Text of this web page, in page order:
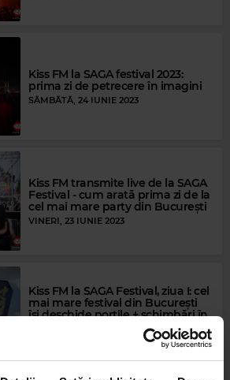
Kiss FM la SAGA festival 2023:
prima zi de petrecere în imagini
SÂMBĂTĂ, 24 IUNIE 2023
Kiss FM transmite live de la SAGA
Festival - cum arată prima zi de la
cel mai mare party din București
VINERI, 23 IUNIE 2023
Kiss FM la SAGA Festival, ziua I: cel
mai mare festival din București
își deschide porțile + schimbări în